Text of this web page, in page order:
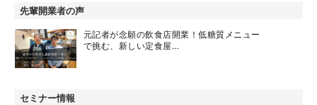
先輩開業者の声
元記者が念願の飲食店開業！低糖質メニュー
で挑む、新しい定食屋…
セミナー情報